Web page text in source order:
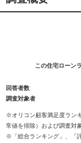
この住宅ローン
回答者数
調査対象者
※オリコン顧客満足度ラン
常値を排除）および調査対
※「総合ランキング」、「